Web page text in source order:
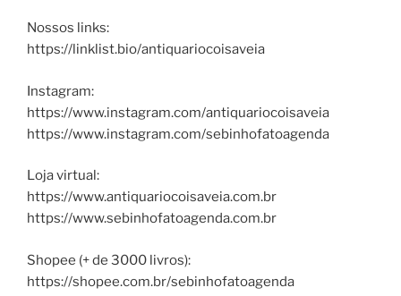
Nossos links:
https://linklist.bio/antiquariocoisaveia
Instagram:
https://www.instagram.com/antiquariocoisaveia
https://www.instagram.com/sebinhofatoagenda
Loja virtual:
https://www.antiquariocoisaveia.com.br
https://www.sebinhofatoagenda.com.br
Shopee (+ de 3000 livros):
https://shopee.com.br/sebinhofatoagenda